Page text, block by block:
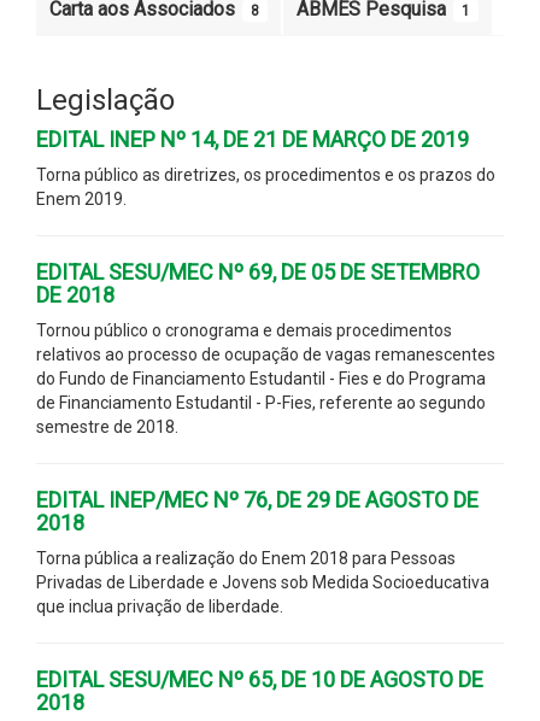
Carta aos Associados 8 ABMES Pesquisa 1
Legislação
EDITAL INEP Nº 14, DE 21 DE MARÇO DE 2019
Torna público as diretrizes, os procedimentos e os prazos do
Enem 2019.
EDITAL SESU/MEC Nº 69, DE 05 DE SETEMBRO
DE 2018
Tornou público o cronograma e demais procedimentos
relativos ao processo de ocupação de vagas remanescentes
do Fundo de Financiamento Estudantil - Fies e do Programa
de Financiamento Estudantil - P-Fies, referente ao segundo
semestre de 2018.
EDITAL INEP/MEC Nº 76, DE 29 DE AGOSTO DE
2018
Torna pública a realização do Enem 2018 para Pessoas
Privadas de Liberdade e Jovens sob Medida Socioeducativa
que inclua privação de liberdade.
EDITAL SESU/MEC Nº 65, DE 10 DE AGOSTO DE
2018